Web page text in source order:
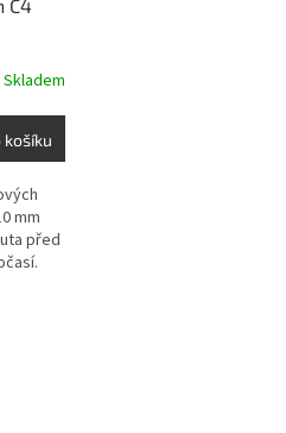
C4
Skladem
košíku
mm
před